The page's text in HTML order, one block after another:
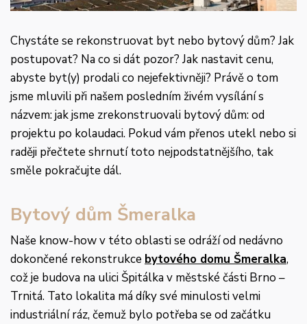
Chystáte se rekonstruovat byt nebo bytový dům? Jak
postupovat? Na co si dát pozor? Jak nastavit cenu,
abyste byt(y) prodali co nejefektivněji? Právě o tom
jsme mluvili při našem posledním živém vysílání s
názvem: jak jsme zrekonstruovali bytový dům: od
projektu po kolaudaci. Pokud vám přenos utekl nebo si
raději přečtete shrnutí toto nejpodstatnějšího, tak
směle pokračujte dál.
Bytový dům Šmeralka
Naše know-how v této oblasti se odráží od nedávno
dokončené rekonstrukce bytového domu Šmeralka,
což je budova na ulici Špitálka v městské části Brno –
Trnitá. Tato lokalita má díky své minulosti velmi
industriální ráz, čemuž bylo potřeba se od začátku